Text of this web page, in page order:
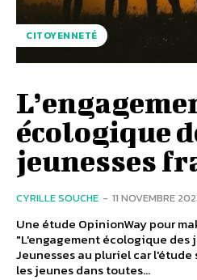
CITOYENNETÉ
écologique
jeunesses
CYRILLE SOUCHE - 11 NOVEMBRE
Une étude OpinionWay pour
"L'engagement écologique des
Jeunesses au pluriel car
les jeunes dans toutes...